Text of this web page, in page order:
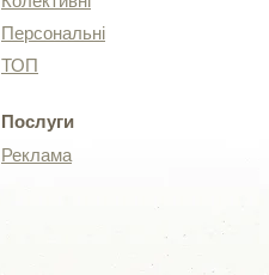
Персональні
ТОП
Послуги
Реклама